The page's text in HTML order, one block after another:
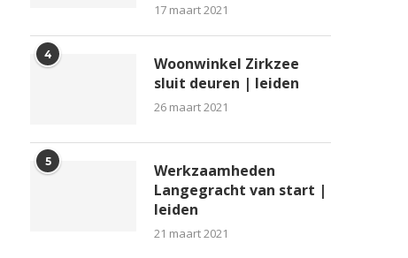
17 maart 2021
4
Woonwinkel Zirkzee
sluit deuren | leiden
26 maart 2021
5
Werkzaamheden
Langegracht van start |
leiden
21 maart 2021